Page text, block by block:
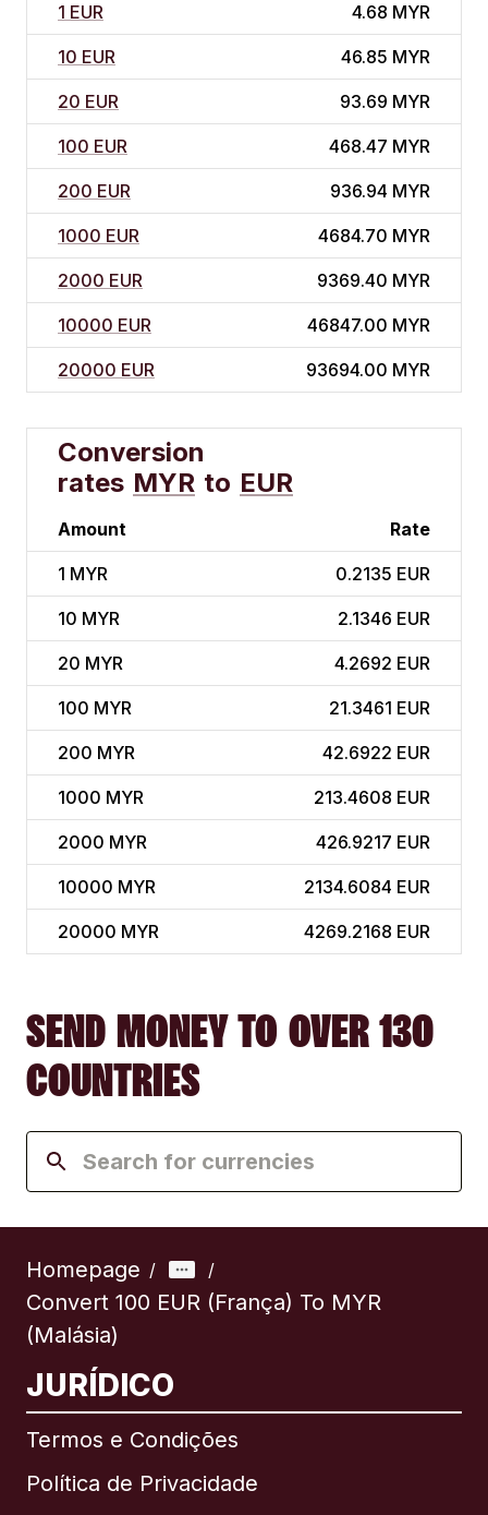
1 EUR 4.68 MYR
10 EUR 46.85 MYR
20 EUR 93.69 MYR
100 EUR 468.47 MYR
200 EUR 936.94 MYR
1000 EUR 4684.70 MYR
2000 EUR 9369.40 MYR
10000 EUR 46847.00 MYR
20000 EUR 93694.00 MYR
Conversion
rates MYR to EUR
Amount Rate
1 MYR 0.2135 EUR
10 MYR 2.1346 EUR
20 MYR 4.2692 EUR
100 MYR 21.3461 EUR
200 MYR 42.6922 EUR
1000 MYR 213.4608 EUR
2000 MYR 426.9217 EUR
10000 MYR 2134.6084 EUR
20000 MYR 4269.2168 EUR
SEND MONEY TO OVER 130
COUNTRIES
Homepage / /
Convert 100 EUR (França) To MYR
(Malásia)
JURÍDICO
Termos e Condições
Política de Privacidade